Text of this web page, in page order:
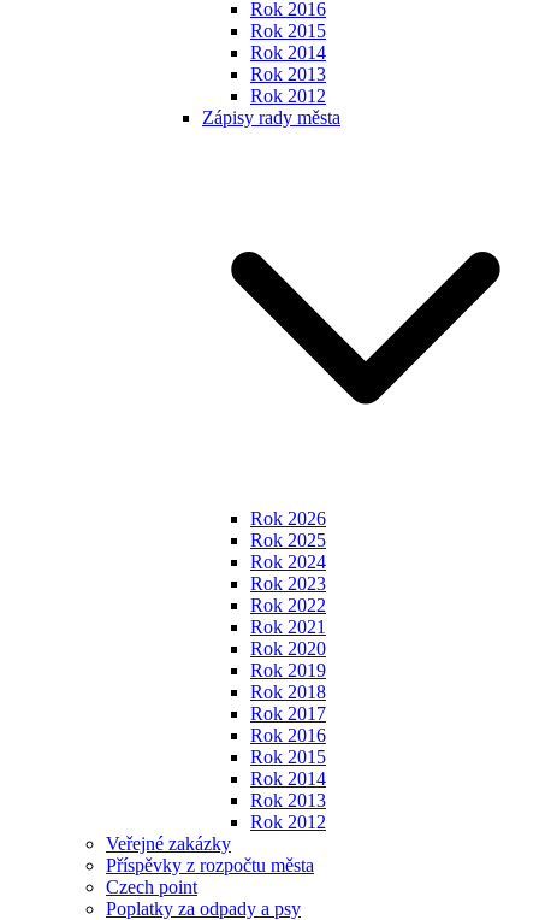
Rok 2016
Rok 2015
Rok 2014
Rok 2013
Rok 2012
Zápisy rady města
Rok 2026
Rok 2025
Rok 2024
Rok 2023
Rok 2022
Rok 2021
Rok 2020
Rok 2019
Rok 2018
Rok 2017
Rok 2016
Rok 2015
Rok 2014
Rok 2013
Rok 2012
Veřejné zakázky
Příspěvky z rozpočtu města
Czech point
Poplatky za odpady a psy